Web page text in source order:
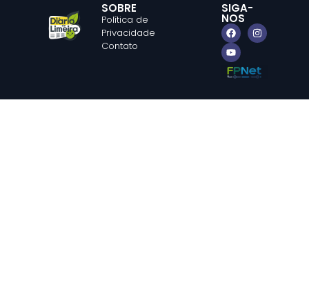
SOBRE
Política de
Privacidade
Contato
SIGA-
NOS